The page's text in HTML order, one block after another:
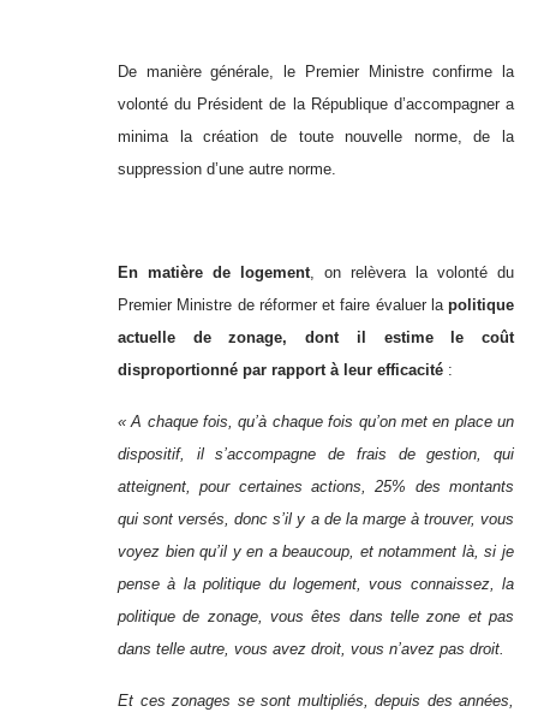
De manière générale, le Premier Ministre confirme la
volonté du Président de la République d’accompagner a
minima la création de toute nouvelle norme, de la
suppression d’une autre norme.
En matière de logement, on relèvera la volonté du
Premier Ministre de réformer et faire évaluer la politique
actuelle de zonage, dont il estime le coût
disproportionné par rapport à leur efficacité :
« A chaque fois, qu’à chaque fois qu’on met en place un
dispositif, il s’accompagne de frais de gestion, qui
atteignent, pour certaines actions, 25% des montants
qui sont versés, donc s’il y a de la marge à trouver, vous
voyez bien qu’il y en a beaucoup, et notamment là, si je
pense à la politique du logement, vous connaissez, la
politique de zonage, vous êtes dans telle zone et pas
dans telle autre, vous avez droit, vous n’avez pas droit.
Et ces zonages se sont multipliés, depuis des années,